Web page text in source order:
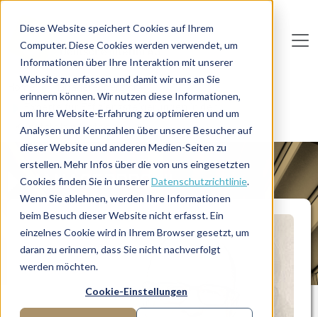
Diese Website speichert Cookies auf Ihrem
Computer. Diese Cookies werden verwendet, um
Informationen über Ihre Interaktion mit unserer
Website zu erfassen und damit wir uns an Sie
erinnern können. Wir nutzen diese Informationen,
um Ihre Website-Erfahrung zu optimieren und um
Analysen und Kennzahlen über unsere Besucher auf
dieser Website und anderen Medien-Seiten zu
erstellen. Mehr Infos über die von uns eingesetzten
Cookies finden Sie in unsererDatenschutzrichtlinie.
Wenn Sie ablehnen, werden Ihre Informationen
beim Besuch dieser Website nicht erfasst. Ein
einzelnes Cookie wird in Ihrem Browser gesetzt, um
daran zu erinnern, dass Sie nicht nachverfolgt
werden möchten.
Cookie-Einstellungen
Deutsc he InterimAG
Home
Manager-Übersicht
Kunststoffindustrie
MANAGERPROFIL